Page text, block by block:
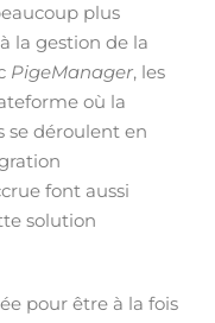
plus
la gestion de la
PigeManager, les
où la
se déroulent en
font aussi
solution
pour être à la fois